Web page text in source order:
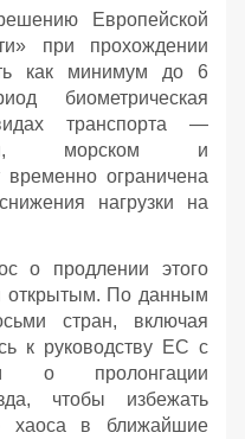
Европейской
при прохождении
как минимум до 6
биометрическая
транспорта —
морском и
ограничена
нагрузки на
о продлении этого
открытым. По данным
стран, включая
к руководству ЕС с
о пролонгации
чтобы избежать
хаоса в ближайшие